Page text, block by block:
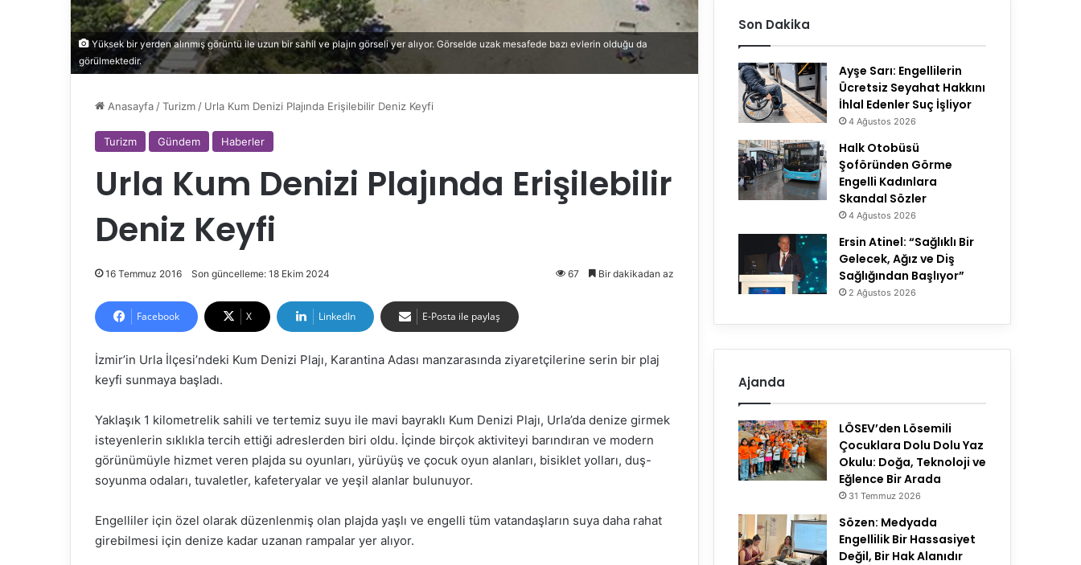
Yüksek bir yerden alınmış görüntü ile uzun bir sahil ve plajın görseli yer alıyor. Görselde uzak mesafede bazı evlerin olduğu da
görülmektedir.
Anasayfa /Turizm / Urla Kum Denizi Plajında Erişilebilir Deniz Keyfi
Turizm Gündem Haberler
Urla Kum Denizi Plajında Erişilebilir
Deniz Keyfi
16 Temmuz 2016 Son güncelleme: 18 Ekim 2024 67 Bir dakikadan az
Facebook X LinkedIn E-Posta ile paylaş
İzmir’in Urla İlçesi’ndeki Kum Denizi Plajı, Karantina Adası manzarasında ziyaretçilerine serin bir plaj
keyfi sunmaya başladı.
Yaklaşık 1 kilometrelik sahili ve tertemiz suyu ile mavi bayraklı Kum Denizi Plajı, Urla’da denize girmek
isteyenlerin sıklıkla tercih ettiği adreslerden biri oldu. İçinde birçok aktiviteyi barındıran ve modern
görünümüyle hizmet veren plajda su oyunları, yürüyüş ve çocuk oyun alanları, bisiklet yolları, duş-
soyunma odaları, tuvaletler, kafeteryalar ve yeşil alanlar bulunuyor.
Engelliler için özel olarak düzenlenmiş olan plajda yaşlı ve engelli tüm vatandaşların suya daha rahat
girebilmesi için denize kadar uzanan rampalar yer alıyor.
Son Dakika
Ayşe Sarı: Engellilerin
Ücretsiz Seyahat Hakkını
İhlal Edenler Suç İşliyor
4 Ağustos 2026
Halk Otobüsü
Şoföründen Görme
Engelli Kadınlara
Skandal Sözler
4 Ağustos 2026
Ersin Atinel: “Sağlıklı Bir
Gelecek, Ağız ve Diş
Sağlığından Başlıyor”
2 Ağustos 2026
Ajanda
LÖSEV’den Lösemili
Çocuklara Dolu Dolu Yaz
Okulu: Doğa, Teknoloji ve
Eğlence Bir Arada
31 Temmuz 2026
Sözen: Medyada
Engellilik Bir Hassasiyet
Değil, Bir Hak Alanıdır